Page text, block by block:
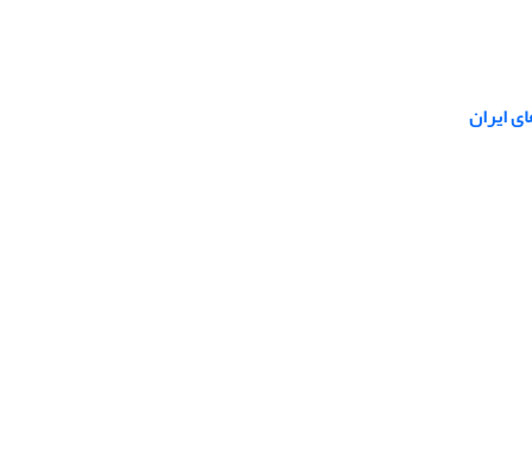
ایران